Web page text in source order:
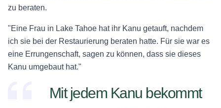
zu beraten.
"Eine Frau in Lake Tahoe hat ihr Kanu getauft, nachdem
ich sie bei der Restaurierung beraten hatte. Für sie war es
eine Errungenschaft, sagen zu können, dass sie dieses
Kanu umgebaut hat."
Mit jedem Kanu bekommt